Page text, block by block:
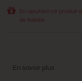
En ajoutant ce produit
de fidélité.
en savoir plus